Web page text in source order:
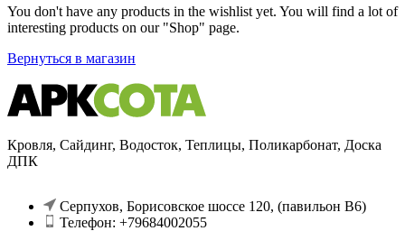
You don't have any products in the wishlist yet. You will find a lot of
interesting products on our "Shop" page.
Вернуться в магазин
Кровля, Сайдинг, Водосток, Теплицы, Поликарбонат, Доска
ДПК
Серпухов, Борисовское шоссе 120, (павильон В6)
Телефон: +79684002055